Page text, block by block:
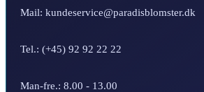
Mail: kundeservice@paradisblomster.dk
Tel.: (+45) 92 92 22 22
Man-fre.: 8.00 - 13.00